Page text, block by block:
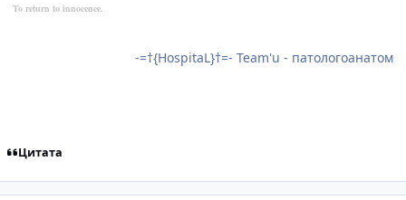
To return to innocence.
-=†{HospitaL}†=- Team'u - патологоанатом
Цитата